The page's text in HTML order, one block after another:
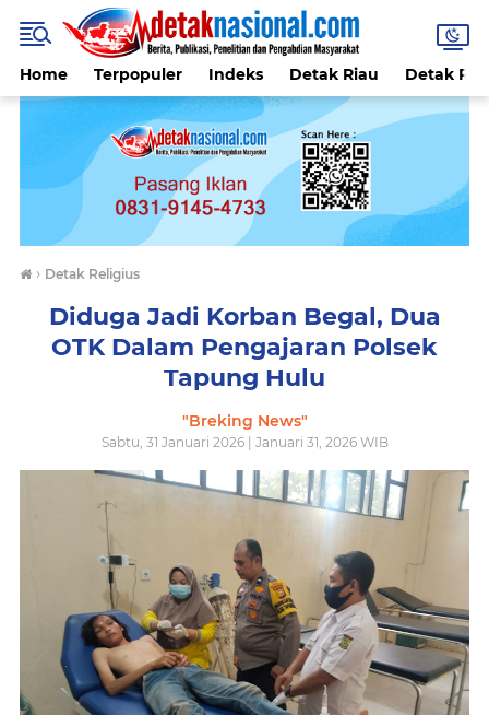
Home Terpopuler Indeks Detak Riau Detak
› Detak Religius
Diduga Jadi Korban Begal, Dua
OTK Dalam Pengajaran Polsek
Tapung Hulu
"Breking News"
Sabtu, 31 Januari 2026 | Januari 31, 2026 WIB